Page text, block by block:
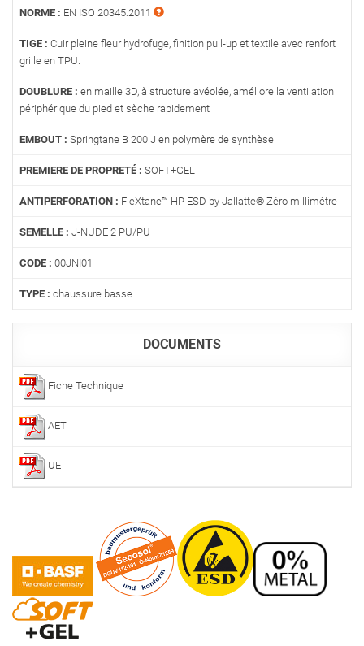
NORME : EN ISO 20345:2011
TIGE : Cuir pleine fleur hydrofuge, finition pull-up et textile avec renfort
grille en TPU.
DOUBLURE : en maille 3D, à structure avéolée, améliore la ventilation
périphérique du pied et sèche rapidement
EMBOUT : Springtane B 200 J en polymère de synthèse
PREMIERE DE PROPRETÉ : SOFT+GEL
ANTIPERFORATION : FleXtane™ HP ESD by Jallatte® Zéro millimètre
SEMELLE : J-NUDE 2 PU/PU
CODE : 00JNI01
TYPE : chaussure basse
DOCUMENTS
Fiche Technique
AET
UE